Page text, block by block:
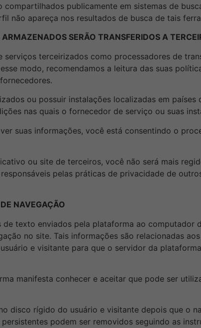
compartilhados publicamente em sistemas de
não apareça nos resultados de busca de tais
SERÃO TRANSFERIDOS A
serviços terceirizados como processadores de
modo, recomendamos a leitura das suas
ou possuir instalações localizadas em
nas quais o fornecedor de serviço ou suas
suas informações, você está consentindo o
ou site de terceiros, você não será mais
pelas práticas de privacidade de
NAVEGAÇÃO
texto enviados pela plataforma ao computador
no site. Tais informações são relacionadas
e visitante para que o servidor da
manifesta conhecer e aceitar que pode ser
disco rígido do usuário e visitante depois que o
podem ser removidos seguindo as